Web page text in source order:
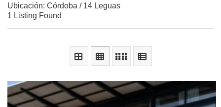
Ubicación: Córdoba / 14 Leguas
1 Listing Found